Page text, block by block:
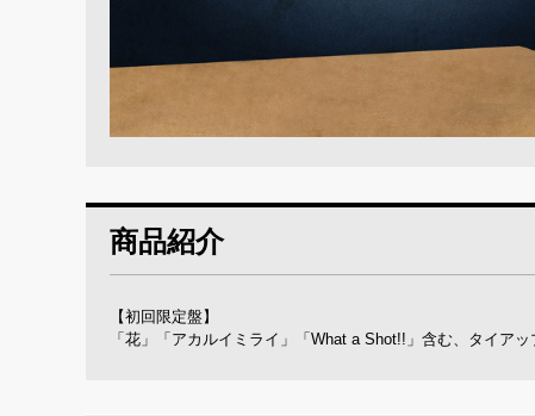
商品紹介
【初回限定盤】
「花」「アカルイミライ」「What a Shot!!」含む、タイア